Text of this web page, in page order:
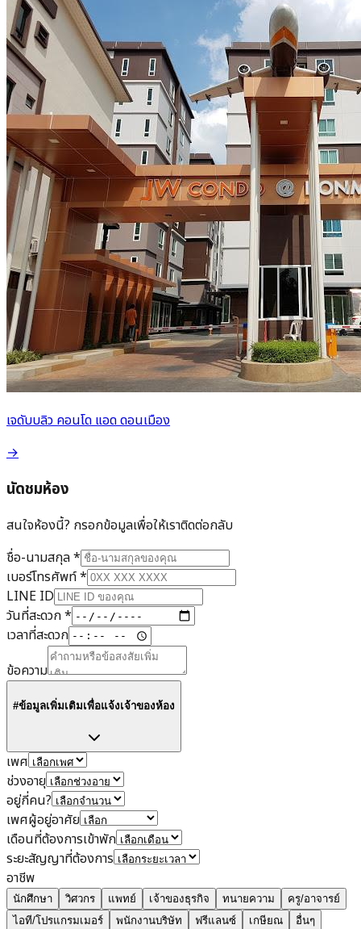
เจดับบลิว คอนโด แอด ดอนเมือง
→
นัดชมห้อง
สนใจห้องนี้? กรอกข้อมูลเพื่อให้เราติดต่อกลับ
ชื่อ-นามสกุล*
เบอร์โทรศัพท์*
LINE ID
วันที่สะดวก*
เวลาที่สะดวก
ข้อความ
#ข้อมูลเพิ่มเติมเพื่อแจ้งเจ้าของห้อง
เพศ
ช่วงอายุ
อยู่กี่คน?
เพศผู้อยู่อาศัย
เดือนที่ต้องการเข้าพัก
ระยะสัญญาที่ต้องการ
อาชีพ
นักศึกษา วิศวกร แพทย์ เจ้าของธุรกิจ ทนายความ
ครู/อาจารย์
ไอที/โปรแกรมเมอร์
พนักงานบริษัท ฟรีแลนซ์ เกษียณ อื่นๆ